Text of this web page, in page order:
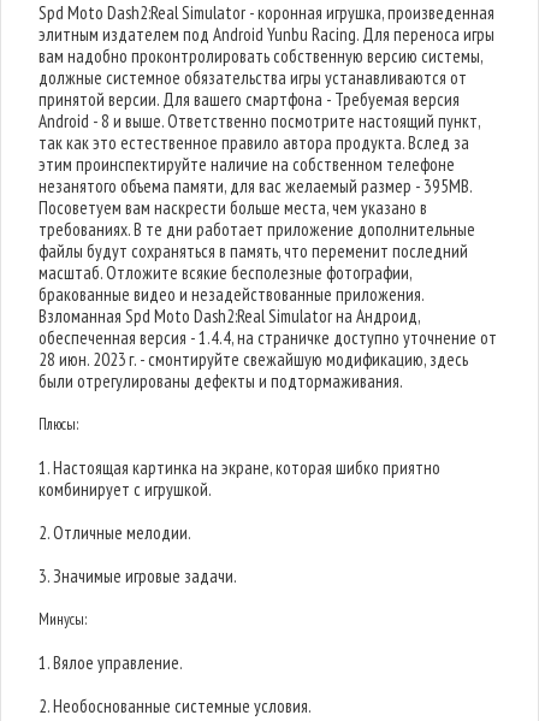
Spd Moto Dash2:Real Simulator - коронная игрушка, произведенная
элитным издателем под Android Yunbu Racing. Для переноса игры
вам надобно проконтролировать собственную версию системы,
должные системное обязательства игры устанавливаются от
принятой версии. Для вашего смартфона - Требуемая версия
Android - 8 и выше. Ответственно посмотрите настоящий пункт,
так как это естественное правило автора продукта. Вслед за
этим проинспектируйте наличие на собственном телефоне
незанятого объема памяти, для вас желаемый размер - 395MB.
Посоветуем вам наскрести больше места, чем указано в
требованиях. В те дни работает приложение дополнительные
файлы будут сохраняться в память, что переменит последний
масштаб. Отложите всякие бесполезные фотографии,
бракованные видео и незадействованные приложения.
Взломанная Spd Moto Dash2:Real Simulator на Андроид,
обеспеченная версия - 1.4.4, на страничке доступно уточнение от
28 июн. 2023 г. - смонтируйте свежайшую модификацию, здесь
были отрегулированы дефекты и подтормаживания.
Плюсы:
1. Настоящая картинка на экране, которая шибко приятно
комбинирует с игрушкой.
2. Отличные мелодии.
3. Значимые игровые задачи.
Минусы:
1. Вялое управление.
2. Необоснованные системные условия.